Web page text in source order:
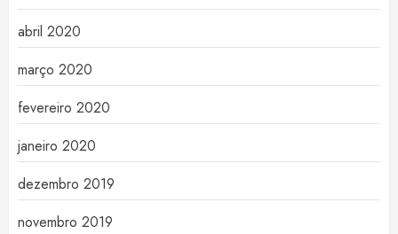
abril 2020
março 2020
fevereiro 2020
janeiro 2020
dezembro 2019
novembro 2019